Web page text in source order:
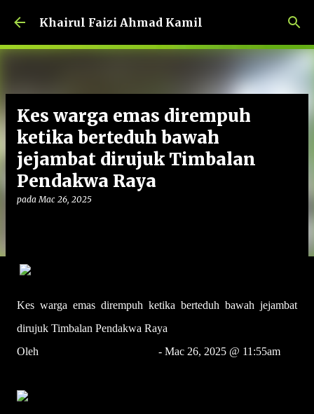
Langkau ke kandungan utama
Khairul Faizi Ahmad Kamil
Kes warga emas dirempuh
ketika berteduh bawah
jejambat dirujuk Timbalan
Pendakwa Raya
padaMac 26, 2025
Kes warga emas dirempuh ketika berteduh bawah jejambat
dirujuk Timbalan Pendakwa Raya
Oleh
- Mac 26, 2025 @ 11:55am